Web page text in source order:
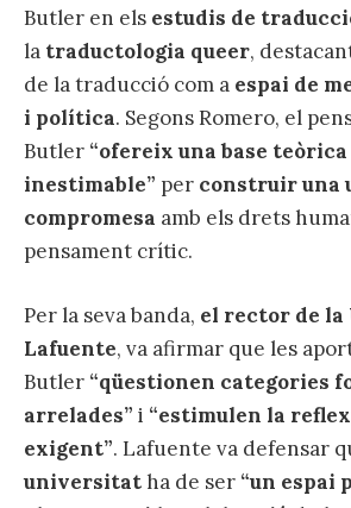
Butler en els estudis de
la traductologia queer,
de la traducció com a espai de
i política. Segons Romero, el
Butler “ofereix una base teòrica
inestimable” per construir una
compromesa amb els drets
pensament crític.
Per la seva banda, el rector de la
Lafuente, va afirmar que les
Butler “qüestionen categories
arrelades” i “estimulen la
exigent”. Lafuente va defensar
universitatha de ser “un espai